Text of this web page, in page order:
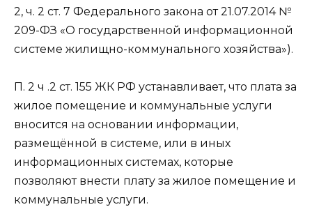
2, ч. 2 ст. 7 Федерального закона от 21.07.2014 №
209-ФЗ «О государственной информационной
системе жилищно-коммунального хозяйства»).
П. 2 ч .2 ст. 155 ЖК РФ устанавливает, что плата за
жилое помещение и коммунальные услуги
вносится на основании информации,
размещённой в системе, или в иных
информационных системах, которые
позволяют внести плату за жилое помещение и
коммунальные услуги.